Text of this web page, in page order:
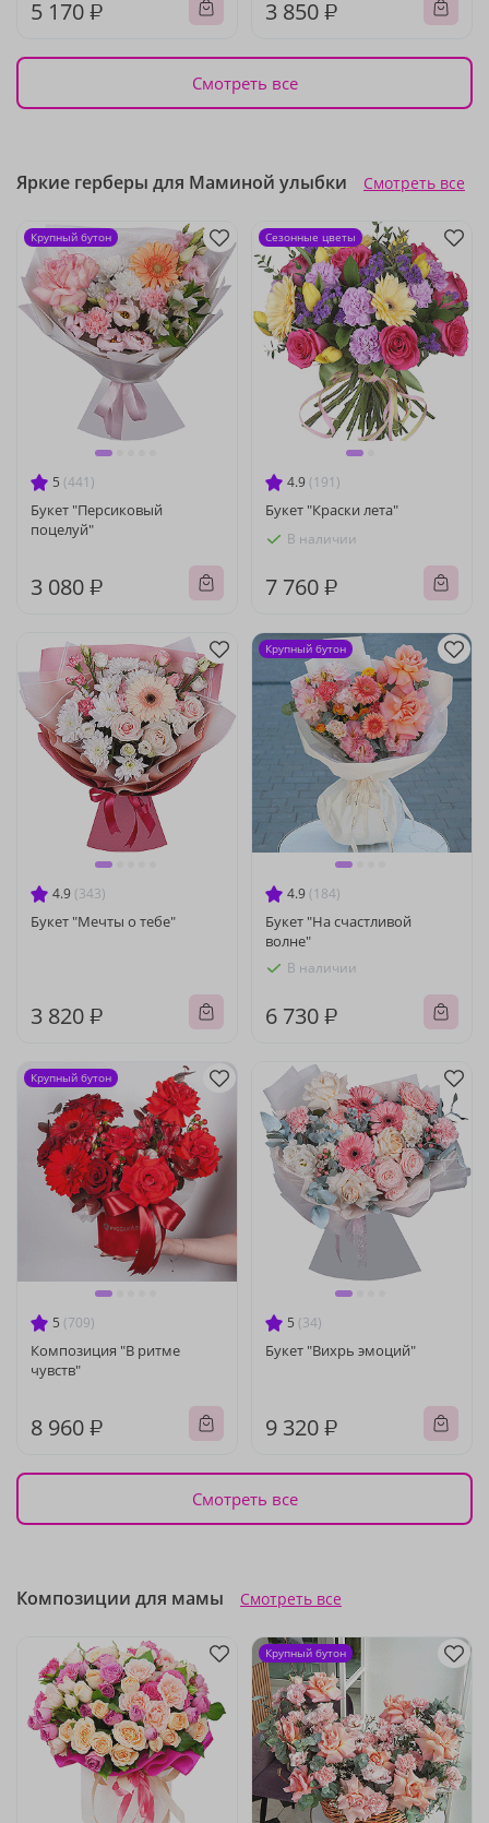
5 170 ₽ 3 850 ₽
Смотреть все
Яркие герберы для Маминой улыбки Смотреть все
5 (441)
Букет "Персиковый
поцелуй"
3 080 ₽
Крупный бутон
4.9 (191)
Букет "Краски лета"
В наличии
7 760 ₽
Сезонные цветы
4.9 (343)
Букет "Мечты о тебе"
3 820 ₽
4.9 (184)
Букет "На счастливой
волне"
В наличии
6 730 ₽
Крупный бутон
5 (709)
Композиция "В ритме
чувств"
8 960 ₽
Крупный бутон
5 (34)
Букет "Вихрь эмоций"
9 320 ₽
Смотреть все
Композиции для мамы Смотреть все
Крупный бутон